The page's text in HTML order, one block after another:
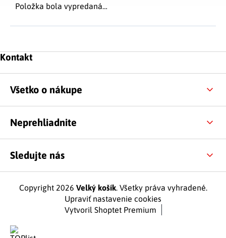
Položka bola vypredaná…
Zápätie
Kontakt
Všetko o nákupe
Neprehliadnite
Sledujte nás
Vytvoril Shoptet Premium
Copyright 2026 Velký košík. Všetky práva vyhradené.
Upraviť nastavenie cookies